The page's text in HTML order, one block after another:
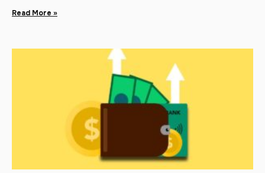
Read More »